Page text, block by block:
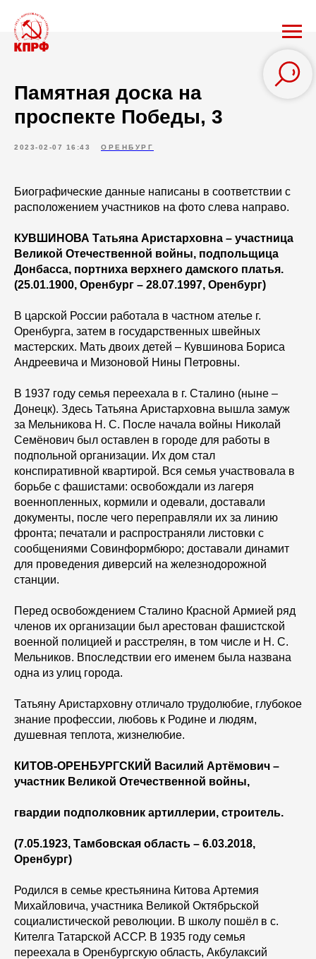
Памятная доска на
проспекте Победы, 3
2023-02-07 16:43 ОРЕНБУРГ
Биографические данные написаны в соответствии с
расположением участников на фото слева направо.
КУВШИНОВА Татьяна Аристарховна – участница
Великой Отечественной войны, подпольщица
Донбасса, портниха верхнего дамского платья.
(25.01.1900, Оренбург – 28.07.1997, Оренбург)
В царской России работала в частном ателье г.
Оренбурга, затем в государственных швейных
мастерских. Мать двоих детей – Кувшинова Бориса
Андреевича и Мизоновой Нины Петровны.
В 1937 году семья переехала в г. Сталино (ныне –
Донецк). Здесь Татьяна Аристарховна вышла замуж
за Мельникова Н. С. После начала войны Николай
Семёнович был оставлен в городе для работы в
подпольной организации. Их дом стал
конспиративной квартирой. Вся семья участвовала в
борьбе с фашистами: освобождали из лагеря
военнопленных, кормили и одевали, доставали
документы, после чего переправляли их за линию
фронта; печатали и распространяли листовки с
сообщениями Совинформбюро; доставали динамит
для проведения диверсий на железнодорожной
станции.
Перед освобождением Сталино Красной Армией ряд
членов их организации был арестован фашистской
военной полицией и расстрелян, в том числе и Н. С.
Мельников. Впоследствии его именем была названа
одна из улиц города.
Татьяну Аристарховну отличало трудолюбие, глубокое
знание профессии, любовь к Родине и людям,
душевная теплота, жизнелюбие.
КИТОВ-ОРЕНБУРГСКИЙ Василий Артёмович –
участник Великой Отечественной войны,
гвардии подполковник артиллерии, строитель.
(7.05.1923, Тамбовская область – 6.03.2018,
Оренбург)
Родился в семье крестьянина Китова Артемия
Михайловича, участника Великой Октябрьской
социалистической революции. В школу пошёл в с.
Кителга Татарской АССР. В 1935 году семья
переехала в Оренбургскую область, Акбулаксий